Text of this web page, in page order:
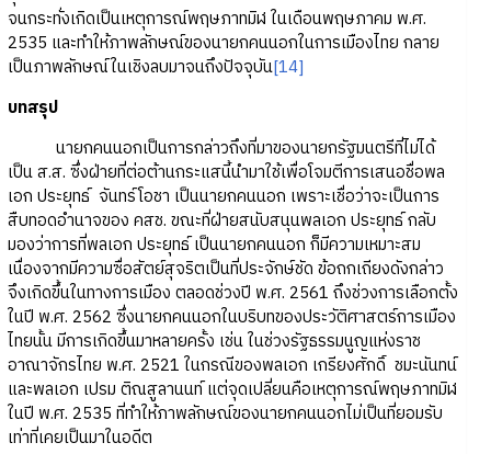
จนกระทั่งเกิดเป็นเหตุการณ์พฤษภาทมิฬ ในเดือนพฤษภาคม พ.ศ.
2535 และทำให้ภาพลักษณ์ของนายกคนนอกในการเมืองไทย กลาย
เป็นภาพลักษณ์ในเชิงลบมาจนถึงปัจจุบัน[14]
บทสรุป
นายกคนนอกเป็นการกล่าวถึงที่มาของนายกรัฐมนตรีที่ไม่ได้
เป็น ส.ส. ซึ่งฝ่ายที่ต่อต้านกระแสนี้นำมาใช้เพื่อโจมตีการเสนอชื่อพล
เอก ประยุทธ์ จันทร์โอชา เป็นนายกคนนอก เพราะเชื่อว่าจะเป็นการ
สืบทอดอำนาจของ คสช. ขณะที่ฝ่ายสนับสนุนพลเอก ประยุทธ์ กลับ
มองว่าการที่พลเอก ประยุทธ์ เป็นนายกคนนอก ก็มีความเหมาะสม
เนื่องจากมีความซื่อสัตย์สุจริตเป็นที่ประจักษ์ชัด ข้อถกเถียงดังกล่าว
จึงเกิดขึ้นในทางการเมือง ตลอดช่วงปี พ.ศ. 2561 ถึงช่วงการเลือกตั้ง
ในปี พ.ศ. 2562 ซึ่งนายกคนนอกในบริบทของประวัติศาสตร์การเมือง
ไทยนั้น มีการเกิดขึ้นมาหลายครั้ง เช่น ในช่วงรัฐธรรมนูญแห่งราช
อาณาจักรไทย พ.ศ. 2521 ในกรณีของพลเอก เกรียงศักดิ์ ชมะนันทน์
และพลเอก เปรม ติณสูลานนท์ แต่จุดเปลี่ยนคือเหตุการณ์พฤษภาทมิฬ
ในปี พ.ศ. 2535 ที่ทำให้ภาพลักษณ์ของนายกคนนอกไม่เป็นที่ยอมรับ
เท่าที่เคยเป็นมาในอดีต